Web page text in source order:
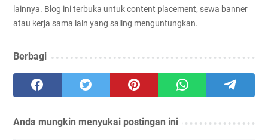
lainnya. Blog ini terbuka untuk content placement, sewa banner
atau kerja sama lain yang saling menguntungkan.
Berbagi
Anda mungkin menyukai postingan ini